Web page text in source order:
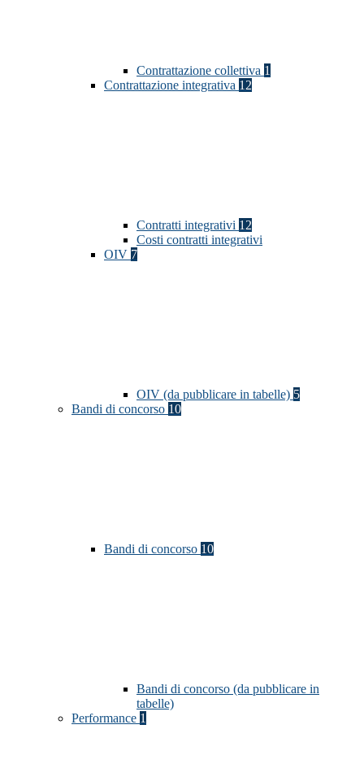
Contrattazione collettiva 1
Contrattazione integrativa 12
Contratti integrativi 12
Costi contratti integrativi
OIV 7
OIV (da pubblicare in tabelle) 5
Bandi di concorso 10
Bandi di concorso 10
Bandi di concorso (da pubblicare in
tabelle)
Performance 1